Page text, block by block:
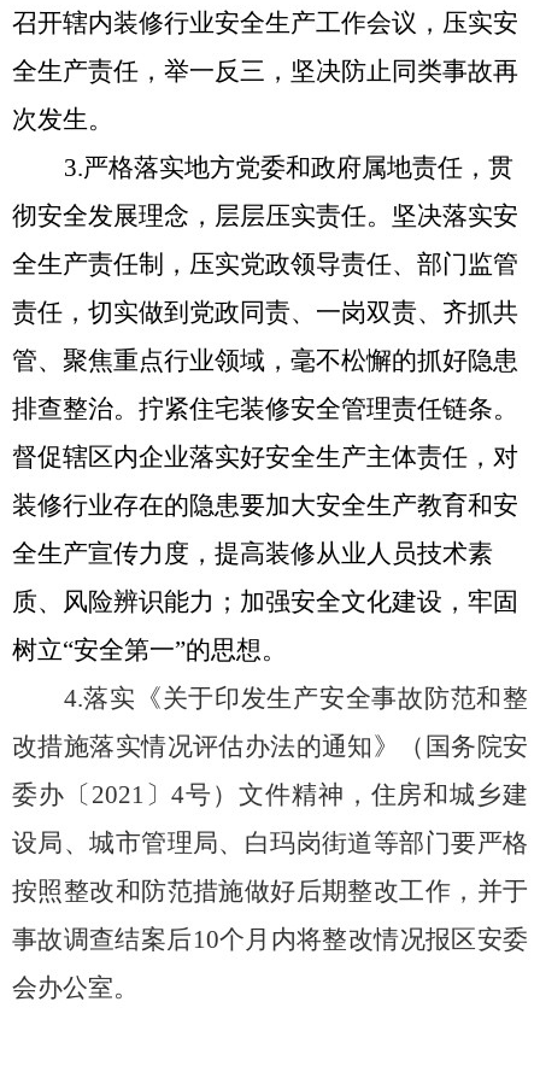
召开辖内装修行业安全生产工作会议， 压实安
全生产责任，举一反三，坚决防止同类事故再
次发生。
3.严格落实地方党委和政府属地责任， 贯
彻安全发展理念，层层压实责任。坚决落实安
全生产责任制，压实党政领导责任、部门监管
责任，切实做到党政同责、一岗双责、齐抓共
管、聚焦重点行业领域，毫不松懈的抓好隐患
排查整治。 拧紧住宅装修安全管理责任链条。
督促辖区内企业落实好安全生产主体责任，对
装修行业存在的隐患要加大安全生产教育和安
全生产宣传力度，提高装修从业人员技术素
质、风险辨识能力；加强安全文化建设，牢固
树立“安全第一”的思想。
4.落实《关于印发生产安全事故防范和整
改措施落实情况评估办法的通知》（国务院安
委办〔 2021〕4号）文件精神，住房和城乡建
设局、城市管理局、白玛岗街道等部门要严格
按照整改和防范措施做好后期整改工作，并于
事故调查结案后10个月内将整改情况报区安委
会办公室。